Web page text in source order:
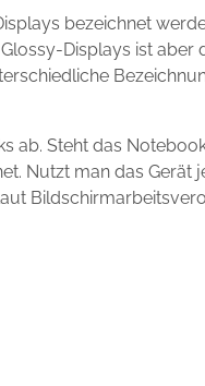
bezeichnet
Displays ist
ab. Steht das
Nutzt man das Gerät